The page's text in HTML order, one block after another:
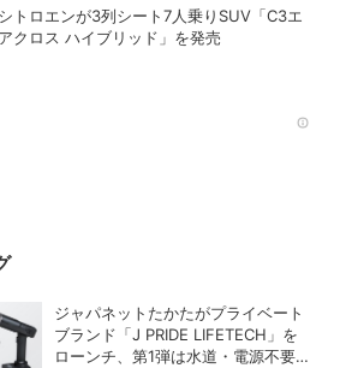
シトロエンが3列シート7人乗りSUV「C3エ
アクロス ハイブリッド」を発売
ジャパネットたかたがプライベート
ブランド「J PRIDE LIFETECH」を
ローンチ、第1弾は水道・電源不要